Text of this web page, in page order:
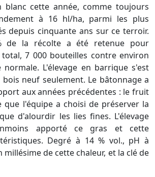
blanc cette année, comme toujours
à 16 hl/ha, parmi les plus
depuis cinquante ans sur ce terroir.
de la récolte a été retenue pour
total, 7 000 bouteilles contre environ
normale. L'élevage en barrique s'est
neuf seulement. Le bâtonnage a
aux années précédentes : le fruit
que l'équipe a choisi de préserver la
d'alourdir les lies fines. L'élevage
apporté ce gras et cette
Degré à 14 % vol., pH à
de cette chaleur, et la clé de